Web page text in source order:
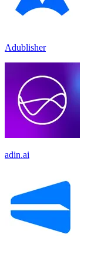
Adublisher
adin.ai